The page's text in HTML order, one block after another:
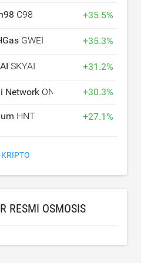
C98 +35.5%
GWEI +35.3%
SKYAI +31.2%
Network ON +30.3%
HNT +27.1%
RESMI OSMOSIS